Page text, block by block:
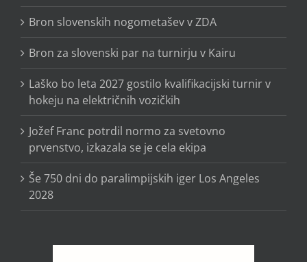
Bron slovenskih nogometašev v ZDA
Bron za slovenski par na turnirju v Kairu
Laško bo leta 2027 gostilo kvalifikacijski turnir v
hokeju na električnih vozičkih
Jožef Franc potrdil normo za svetovno
prvenstvo, izkazala se je cela ekipa
Še 750 dni do paralimpijskih iger Los Angeles
2028